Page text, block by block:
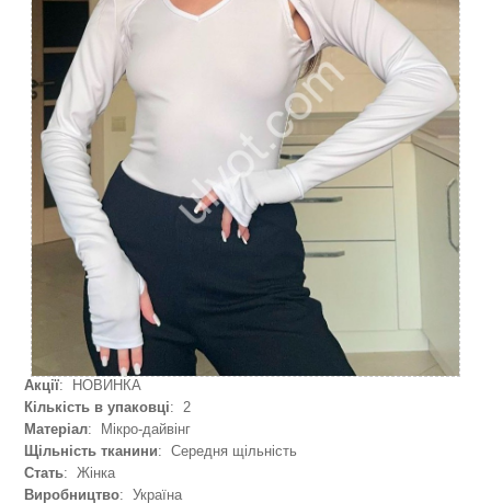
Акції: НОВИНКА
Кількість в упаковці: 2
Матеріал: Мікро-дайвінг
Щільність тканини: Середня щільність
Стать: Жінка
Виробництво: Україна